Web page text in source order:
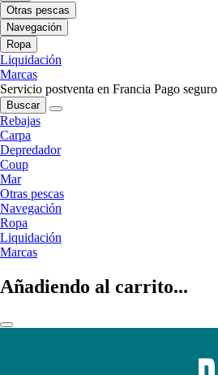
Otras pescas
Navegación
Ropa
Liquidación
Marcas
Servicio postventa en Francia Pago seguro
Buscar
Rebajas
Carpa
Depredador
Coup
Mar
Otras pescas
Navegación
Ropa
Liquidación
Marcas
Añadiendo al carrito...